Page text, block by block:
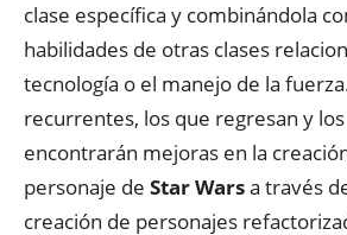
clase específica y combinándola
habilidades de otras clases
tecnología o el manejo de la
recurrentes, los que regresan y
encontrarán mejoras en la
personaje de Star Warsa través
creación de personajes